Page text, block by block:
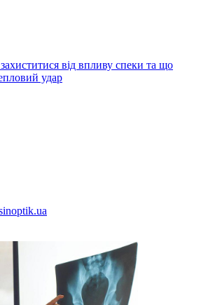
від впливу спеки та що
удар